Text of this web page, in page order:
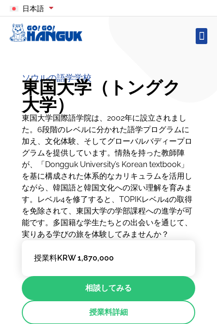
日本語
ソウルの語学学校
東国大学（トングク
大学）
東国大学国際語学院は、2002年に設立されまし
た。6段階のレベルに分かれた語学プログラムに
加え、文化体験、そしてグローバルバディープロ
グラムを提供しています。情熱を持った教師陣
が、「Dongguk University’s Korean textbook」
を基に構成された体系的なカリキュラムを活用し
ながら、韓国語と韓国文化への深い理解を育みま
す。レベル4を修了すると、TOPIKレベル4の取得
を免除されて、東国大学の学部課程への進学が可
能です。多国籍な学生たちとの出会いを通じて、
実りある学びの旅を体験してみませんか？
授業料KRW 1,870,000
相談してみる
授業料詳細